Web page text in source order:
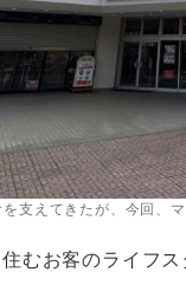
支えてきたが、今回、
むお客のライフ